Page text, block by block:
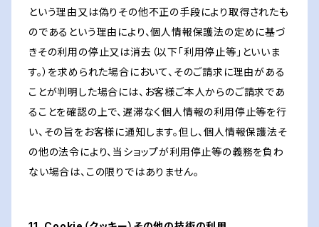
という理由又は偽りその他不正の手段により取得されたも
のであるという理由により、個人情報保護法の定めに基づ
きその利用の停止又は消去（以下「利用停止等」といいま
す。）を求められた場合において、そのご請求に理由がある
ことが判明した場合には、お客様ご本人からのご請求であ
ることを確認の上で、遅滞なく個人情報の利用停止等を行
い、その旨をお客様に通知します。但し、個人情報保護法そ
の他の法令により、当ショップが利用停止等の義務を負わ
ない場合は、この限りではありません。